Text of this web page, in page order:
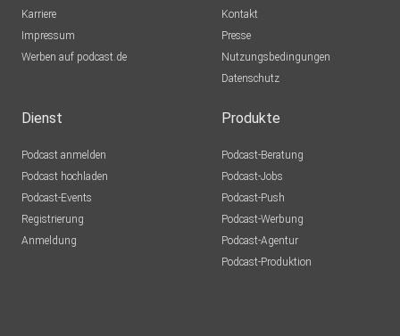
Karriere
Impressum
Werben auf podcast.de
Kontakt
Presse
Nutzungsbedingungen
Datenschutz
Dienst
Podcast anmelden
Podcast hochladen
Podcast-Events
Registrierung
Anmeldung
Produkte
Podcast-Beratung
Podcast-Jobs
Podcast-Push
Podcast-Werbung
Podcast-Agentur
Podcast-Produktion